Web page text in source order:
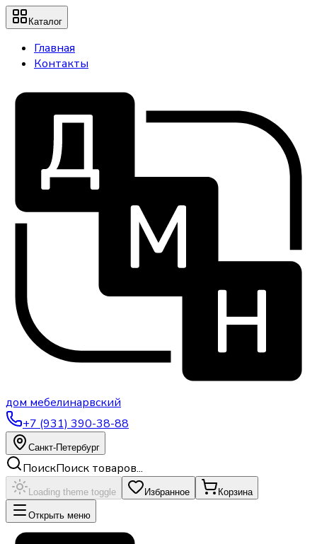
Каталог
Главная
Контакты
дом мебелинарвский
+7 (931) 390-38-88
Санкт-Петербург
ПоискПоиск товаров...
Loading theme toggle Избранное Корзина
Открыть меню